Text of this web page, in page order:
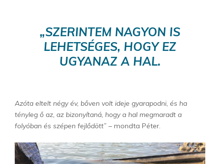
„SZERINTEM NAGYON IS
LEHETSÉGES, HOGY EZ
UGYANAZ A HAL.
Azóta eltelt négy év, bőven volt ideje gyarapodni, és ha
tényleg ő az, az bizonyítaná, hogy a hal megmaradt a
folyóban és szépen fejlődött” – mondta Péter.